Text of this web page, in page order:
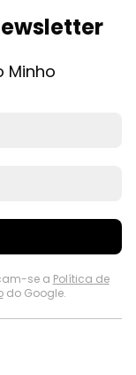
Minho
se a Política de
do Google.